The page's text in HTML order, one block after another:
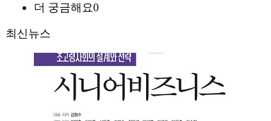
더 궁금해요0
최신뉴스